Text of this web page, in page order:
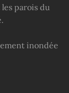
parois du
inondée